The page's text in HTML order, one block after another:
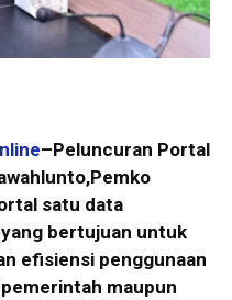
–Peluncuran Portal
satu data
bertujuan untuk
efisiensi penggunaan
maupun